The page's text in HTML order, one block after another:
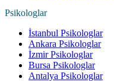
Psikologlar
İstanbul Psikologlar
Ankara Psikologlar
İzmir Psikologlar
Bursa Psikologlar
Antalya Psikologlar